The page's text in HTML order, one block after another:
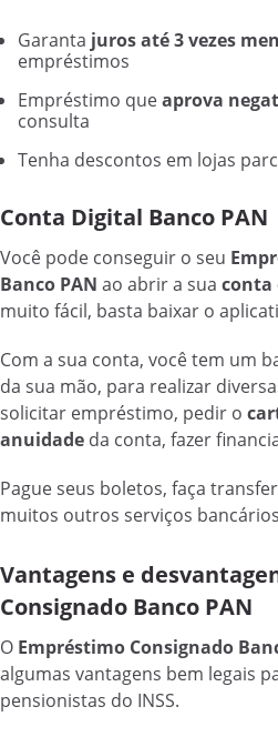
Garanta juros até 3 vezes
empréstimos
Empréstimo queaprova
consulta
Tenha descontos em lojas
Conta Digital Banco PAN
Você pode conseguir o seu
Banco PAN ao abrir a sua
muito fácil, basta baixar o
Com a sua conta, você tem um
da sua mão, para realizar
solicitar empréstimo, pedir o
anuidade da conta, fazer
Pague seus boletos, faça
muitos outros serviços
Vantagens e
Consignado Banco PAN
O Empréstimo Consignado
algumas vantagens bem legais
pensionistas do INSS.